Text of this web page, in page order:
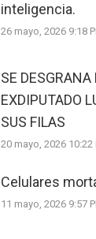
inteligencia.
26 mayo, 2026 9:18
SE
EXDIPUTADO
SUS FILAS
20 mayo, 2026 10:22
Celulares
11 mayo, 2026 9:57